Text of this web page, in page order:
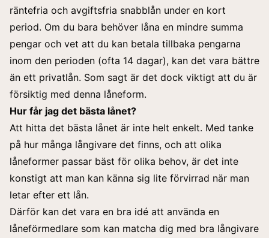
räntefria och avgiftsfria snabblån under en kort
period. Om du bara behöver låna en mindre summa
pengar och vet att du kan betala tillbaka pengarna
inom den perioden (ofta 14 dagar), kan det vara bättre
än ett privatlån. Som sagt är det dock viktigt att du är
försiktig med denna låneform.
Hur får jag det bästa lånet?
Att hitta det bästa lånet är inte helt enkelt. Med tanke
på hur många långivare det finns, och att olika
låneformer passar bäst för olika behov, är det inte
konstigt att man kan känna sig lite förvirrad när man
letar efter ett lån.
Därför kan det vara en bra idé att använda en
låneförmedlare som kan matcha dig med bra långivare